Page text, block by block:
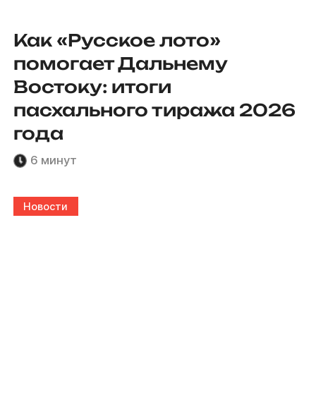
Как «Русское лото»
помогает Дальнему
Востоку: итоги
пасхального тиража 2026
года
6 минут
Новости